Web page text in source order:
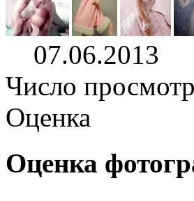
07.06.2013
Число
Оценка
Оценка